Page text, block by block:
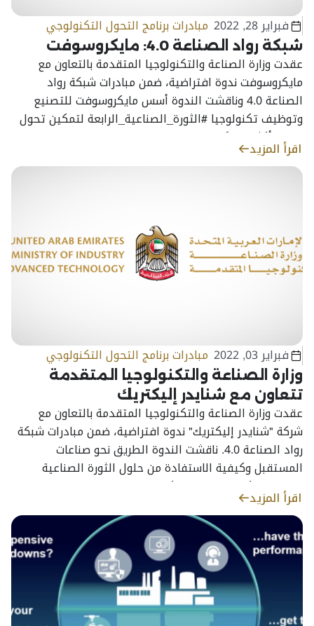
فبراير 28, 2022 مبادرات برنامج التحول التكنولوجي
شبكة رواد الصناعة 4.0: مايكروسوفت
عقدت وزارة الصناعة والتكنولوجيا المتقدمة بالتعاون مع
مايكروسوفت ندوة افتراضية، ضمن مبادرات شبكة رواد
الصناعة 4.0 وناقشت الندوة أسس مايكروسوفت للتصنيع
وتوظيف تكنولوجيا #الثورة_الصناعية_الرابعة لتمكين تحول
رقمي أكثر تقدمًا في قطاع التصنيع
اقرأ المزيد
فبراير 03, 2022 مبادرات برنامج التحول التكنولوجي
وزارة الصناعة والتكنولوجيا المتقدمة
تتعاون مع شنايدر إليكتريك
عقدت وزارة الصناعة والتكنولوجيا المتقدمة بالتعاون مع
شركة "شنايدر إليكتريك" ندوة افتراضية، ضمن مبادرات شبكة
رواد الصناعة 4.0. ناقشت الندوة الطريق نحو صناعات
المستقبل وكيفية الاستفادة من حلول الثورة الصناعية
الرابعة لتمكين التصنيع الذكي
اقرأ المزيد